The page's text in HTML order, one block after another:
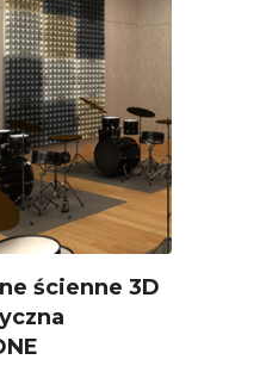
ścienne 3D